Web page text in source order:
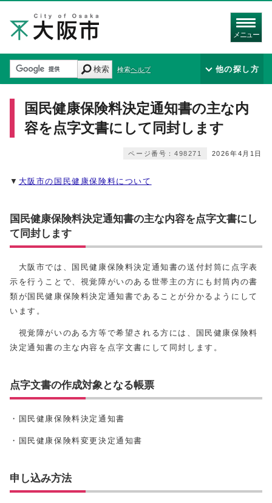
メニュー
検索 検索ヘルプ 他の探し方
国民健康保険料決定通知書の主な内
容を点字文書にして同封します
2026年4月1日
ページ番号：498271
▼ 大阪市の国民健康保険料について
国民健康保険料決定通知書の主な内容を点字文書にし
て同封します
大阪市では、国民健康保険料決定通知書の送付封筒に点字表
示を行うことで、視覚障がいのある世帯主の方にも封筒内の書
類が国民健康保険料決定通知書であることが分かるようにして
います。
視覚障がいのある方等で希望される方には、国民健康保険料
決定通知書の主な内容を点字文書にして同封します。
点字文書の作成対象となる帳票
・国民健康保険料決定通知書
・国民健康保険料変更決定通知書
申し込み方法